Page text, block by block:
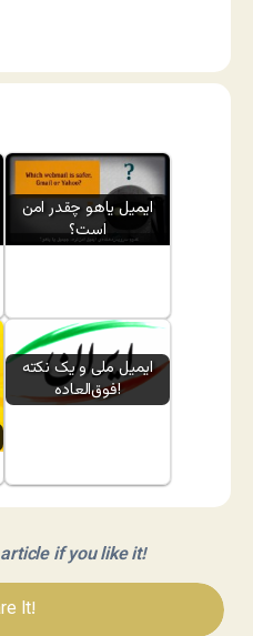
ایمیل یاهو چقدر امن
است؟
ایمیل ملی و یک نکته
فوق‌العاده!
if you like it!
It!